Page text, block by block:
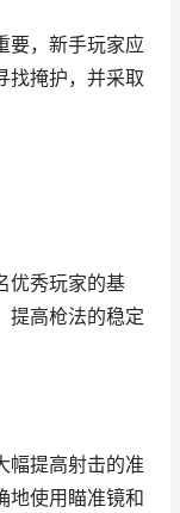
要，新手玩家应
找掩护，并采取
优秀玩家的基
提高枪法的稳定
幅提高射击的准
地使用瞄准镜和